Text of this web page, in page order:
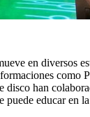
en diversos
como
disco han
educar en